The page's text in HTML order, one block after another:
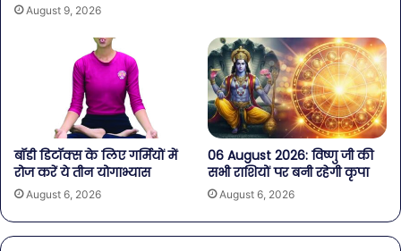
August 9, 2026
बॉडी डिटॉक्स के लिए गर्मियों में
रोज करें ये तीन योगाभ्यास
August 6, 2026
06 August 2026: विष्णु जी की
सभी राशियों पर बनी रहेगी कृपा
August 6, 2026